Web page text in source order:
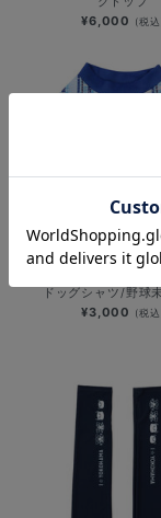
¥6,000 (税
ドッグシャツ/野球
¥3,000 (税